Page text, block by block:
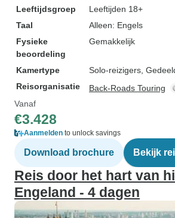
Leeftijdsgroep
Leeftijden 18+
Taal
Alleen: Engels
Fysieke
beoordeling
Gemakkelijk
Kamertype
Solo-reizigers,
Reisorganisatie
Back-Roads Touring
Vanaf
€3.428
Aanmelden to unlock savings
Download brochure Bekijk
Reis door het hart van
Engeland - 4 dagen